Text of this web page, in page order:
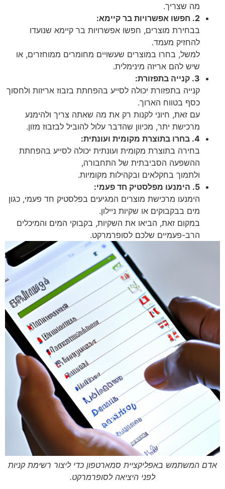
מה שצריך.
2. חפשו אפשרויות בר קיימא:
בבחירת מוצרים, חפשו אפשרויות בר קיימא שנועדו
להחזיק מעמד.
למשל, בחרו במוצרים שעשויים מחומרים ממוחזרים, או
שיש להם אריזה מינימלית.
3. קנייה בתפזורת:
קנייה בתפזורת יכולה לסייע בהפחתת בזבוז אריזות ולחסוך
כסף בטווח הארוך.
עם זאת, חיוני לקנות רק את מה שאתה צריך ולהימנע
מרכישת יתר, מכיוון שהדבר עלול להוביל לבזבוז מזון.
4. בחרו בתוצרת מקומית ועונתית:
בחירה בתוצרת מקומית ועונתית יכולה לסייע בהפחתת
ההשפעה הסביבתית של התחבורה,
ולתמוך בחקלאים ובקהילות מקומיות.
5. הימנעו מפלסטיק חד פעמי:
הימנעו מרכישת מוצרים המגיעים בפלסטיק חד פעמי, כגון
מים בבקבוקים או שקיות ניילון.
במקום זאת, הביאו את השקיות, בקבוקי המים והמיכלים
הרב-פעמיים שלכם לסופרמרקט.
אדם המשתמש באפליקציית סמארטפון כדי ליצור רשימת קניות
לפני היציאה לסופרמרקט.